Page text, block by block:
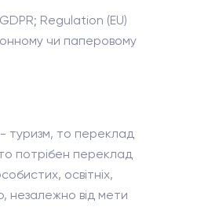
Regulation (EU)
чи паперовому
- туризм, то переклад
потрібен переклад
освітніх,
незалежно від мети